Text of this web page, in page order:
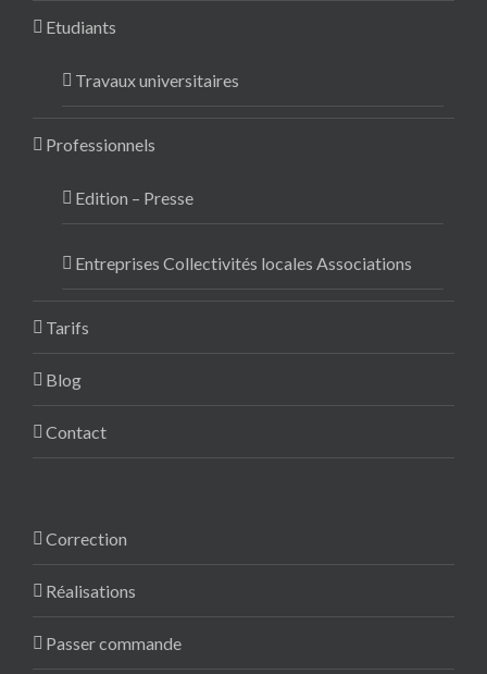
Etudiants
Travaux universitaires
Professionnels
Edition – Presse
Entreprises Collectivités locales Associations
Tarifs
Blog
Contact
Correction
Réalisations
Passer commande